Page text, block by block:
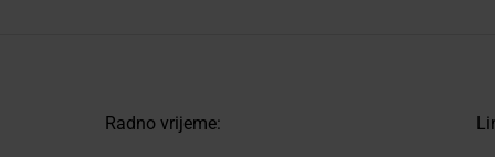
Radno vrijeme: